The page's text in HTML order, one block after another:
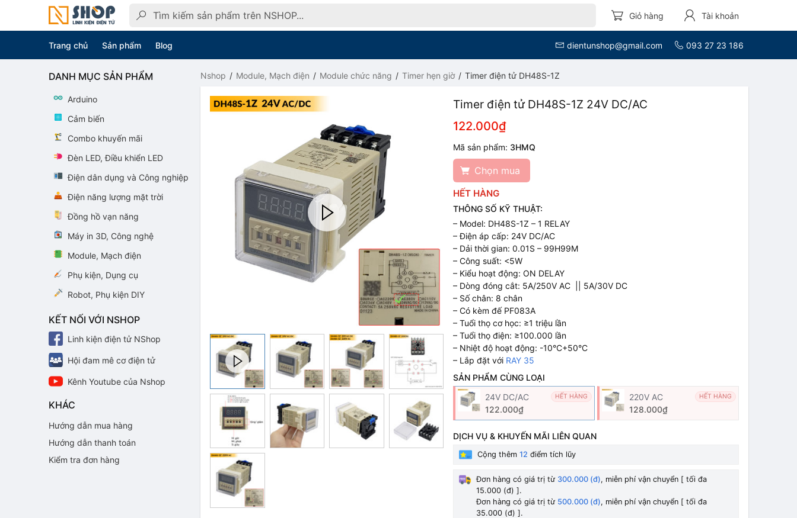
Giỏ hàng Tài khoản
Trang chủ Sản phẩm Blog dientunshop@gmail.com 093 27 23 186
Nshop Module, Mạch điện Module chức năng Timer hẹn giờ Timer điện tử DH48S-1Z
Timer điện tử DH48S-1Z 24V DC/AC
122.000₫
Mã sản phẩm: 3HMQ
Chọn mua
HẾT HÀNG
THÔNG SỐ KỸ THUẬT:
– Model: DH48S-1Z – 1 RELAY
– Điện áp cấp: 24V DC/AC
– Dải thời gian: 0.01S – 99H99M
– Công suất: <5W
– Kiểu hoạt động: ON DELAY
– Dòng đóng cắt: 5A/250V AC || 5A/30V DC
– Số chân: 8 chân
– Có kèm đế PF083A
– Tuổi thọ cơ học: ≥1 triệu lần
– Tuổi thọ điện: ≥100.000 lần
– Nhiệt độ hoạt động: -10°C+50°C
– Lắp đặt với RAY 35
SẢN PHẨM CÙNG LOẠI
24V DC/AC
HẾT HÀNG
122.000₫
220V AC HẾT HÀNG
128.000₫
DỊCH VỤ & KHUYẾN MÃI LIÊN QUAN
Cộng thêm12 điểm tích lũy
Đơn hàng có giá trị từ 300.000 (đ), miễn phí vận chuyển [ tối đa
15.000 (đ) ].
Đơn hàng có giá trị từ 500.000 (đ), miễn phí vận chuyển [ tối đa
35.000 (đ) ].
DANH MỤC SẢN PHẨM
Arduino
Cảm biến
Combo khuyến mãi
Đèn LED, Điều khiển LED
Điện dân dụng và Công nghiệp
Điện năng lượng mặt trời
Đồng hồ vạn năng
Máy in 3D, Công nghệ
Module, Mạch điện
Phụ kiện, Dụng cụ
Robot, Phụ kiện DIY
KẾT NỐI VỚI NSHOP
Linh kiện điện tử NShop
Hội đam mê cơ điện tử
Kênh Youtube của Nshop
KHÁC
Hướng dẫn mua hàng
Hướng dẫn thanh toán
Kiểm tra đơn hàng